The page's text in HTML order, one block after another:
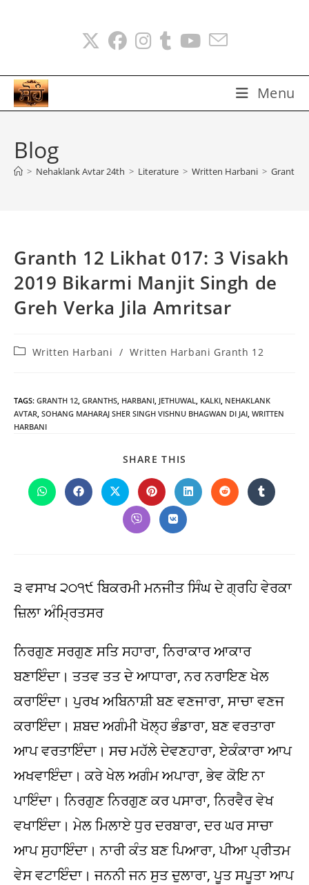
Menu
Blog
> Nehaklank Avtar 24th > Literature > Written Harbani > Granth
Granth 12 Likhat 017: 3 Visakh
2019 Bikarmi Manjit Singh de
Greh Verka Jila Amritsar
PostWritten Harbani / Written Harbani Granth 12
TAGS: GRANTH 12, GRANTHS, HARBANI, JETHUWAL, KALKI, NEHAKLANK
AVTAR, SOHANG MAHARAJ SHER SINGH VISHNU BHAGWAN DI JAI, WRITTEN
HARBANI
SHARE THIS
CONTENT
Opens
in
Opens
in
Opens
in
new
window
Opens
in
new
window
Opens
in
Opens
in
Opens
in
Opens
in
Opens
in
੩ ਵਸਾਖ ੨੦੧੯ ਬਿਕਰਮੀ ਮਨਜੀਤ ਸਿੰਘ ਦੇ ਗ੍ਰਹਿ ਵੇਰਕਾ
ਜ਼ਿਲਾ ਅੰਮ੍ਰਿਤਸਰ
ਨਿਰਗੁਣ ਸਰਗੁਣ ਸਤਿ ਸਹਾਰਾ, ਨਿਰਾਕਾਰ ਆਕਾਰ
ਬਣਾਇੰਦਾ। ਤਤਵ ਤਤ ਦੇ ਆਧਾਰਾ, ਨਰ ਨਰਾਇਣ ਖੇਲ
ਕਰਾਇੰਦਾ। ਪੁਰਖ ਅਬਿਨਾਸ਼ੀ ਬਣ ਵਣਜਾਰਾ, ਸਾਚਾ ਵਣਜ
ਕਰਾਇੰਦਾ। ਸ਼ਬਦ ਅਗੰਮੀ ਖੋਲ੍ਹ ਭੰਡਾਰਾ, ਬਣ ਵਰਤਾਰਾ
ਆਪ ਵਰਤਾਇੰਦਾ। ਸਚ ਮਹੱਲੇ ਦੇਵਣਹਾਰਾ, ਏਕੰਕਾਰਾ ਆਪ
ਅਖਵਾਇੰਦਾ। ਕਰੇ ਖੇਲ ਅਗੰਮ ਅਪਾਰਾ, ਭੇਵ ਕੋਇ ਨਾ
ਪਾਇੰਦਾ। ਨਿਰਗੁਣ ਨਿਰਗੁਣ ਕਰ ਪਸਾਰਾ, ਨਿਰਵੈਰ ਵੇਖ
ਵਖਾਇੰਦਾ। ਮੇਲ ਮਿਲਾਏ ਧੁਰ ਦਰਬਾਰਾ, ਦਰ ਘਰ ਸਾਚਾ
ਆਪ ਸੁਹਾਇੰਦਾ। ਨਾਰੀ ਕੰਤ ਬਣ ਪਿਆਰਾ, ਪੀਆ ਪ੍ਰੀਤਮ
ਵੇਸ ਵਟਾਇੰਦਾ। ਜਨਨੀ ਜਨ ਸੁਤ ਦੁਲਾਰਾ, ਪੂਤ ਸਪੂਤਾ ਆਪ